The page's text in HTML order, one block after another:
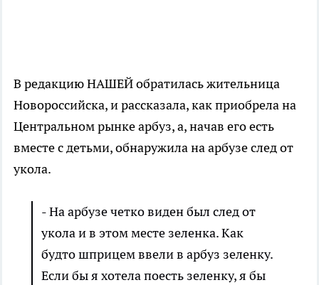
В редакцию НАШЕЙ обратилась жительница
Новороссийска, и рассказала, как приобрела на
Центральном рынке арбуз, а, начав его есть
вместе с детьми, обнаружила на арбузе след от
укола.
- На арбузе четко виден был след от
укола и в этом месте зеленка. Как
будто шприцем ввели в арбуз зеленку.
Если бы я хотела поесть зеленку, я бы